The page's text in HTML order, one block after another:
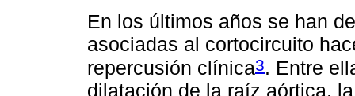
En los últimos años se han
asociadas al cortocircuito
repercusión clínica3. Entre
dilatación de la raíz aórtica,